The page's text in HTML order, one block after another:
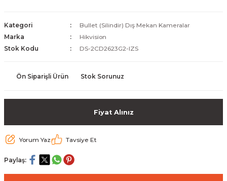
Kamera Lisansları
Antivirüs Yazılımları
Merkezi Altyapısı
Kategori
Bullet (Silindir) Dış Mekan Kameralar
Marka
Hikvision
Stok Kodu
DS-2CD2623G2-IZS
Ön Siparişli Ürün Stok Sorunuz
Fiyat Alınız
Yorum Yaz Tavsiye Et
Paylaş: